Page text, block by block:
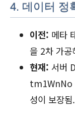
4. 데이터 정
이전: 메타
을 2차 가공
현재: 서버
tm1WnNo
성이 보장됨.